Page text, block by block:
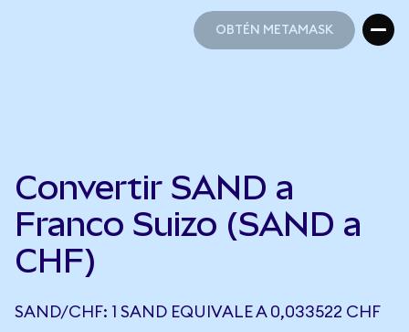
OBTÉN METAMASK
Convertir SAND a
Franco Suizo (SAND a
CHF)
SAND/CHF: 1 SAND EQUIVALE A 0,033522 CHF